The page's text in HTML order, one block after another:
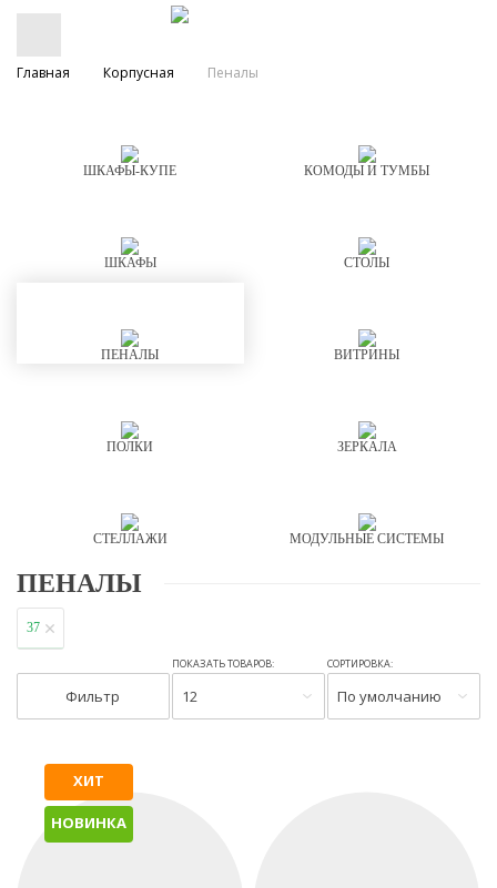
Главная Корпусная Пеналы
ШКАФЫ-КУПЕ КОМОДЫ И ТУМБЫ
ШКАФЫ СТОЛЫ
ПЕНАЛЫ ВИТРИНЫ
ПОЛКИ ЗЕРКАЛА
СТЕЛЛАЖИ МОДУЛЬНЫЕ СИСТЕМЫ
ПЕНАЛЫ
37
Фильтр
ПОКАЗАТЬ ТОВАРОВ:
12
СОРТИРОВКА:
По умолчанию
ХИТ
НОВИНКА